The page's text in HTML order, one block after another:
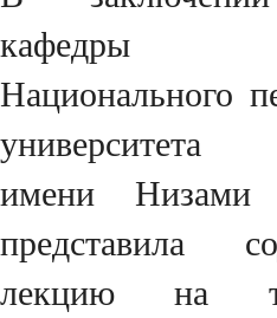
кафедры
Национального
университета
имени
представила
лекцию на